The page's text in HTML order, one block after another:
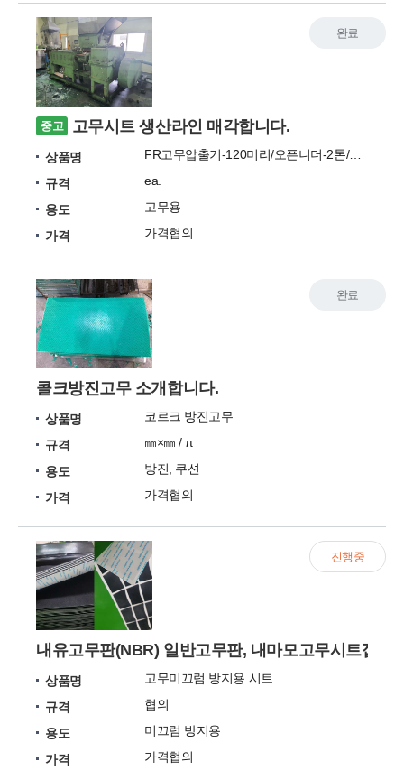
중고 고무시트 생산라인 매각합니다.
상품명
FR고무압출기-120미리/오픈니더-2톤/이송콤베어/절단기/전기보일러-140KW
규격
ea.
용도
고무용
가격
가격협의
완료
콜크방진고무 소개합니다.
상품명
코르크 방진고무
규격
㎜×㎜ / π
용도
방진, 쿠션
가격
가격협의
완료
내유고무판(NBR) 일반고무판, 내마모고무시트접착
상품명
고무미끄럼 방지용 시트
규격
협의
용도
미끄럼 방지용
가격
가격협의
진행중